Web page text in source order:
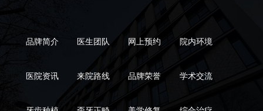
品牌简介 医生团队 网上预约 院内环境
医院资讯 来院路线 品牌荣誉 学术交流